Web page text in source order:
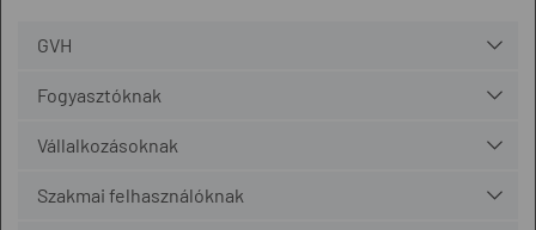
GVH
Fogyasztóknak
Vállalkozásoknak
Szakmai felhasználóknak